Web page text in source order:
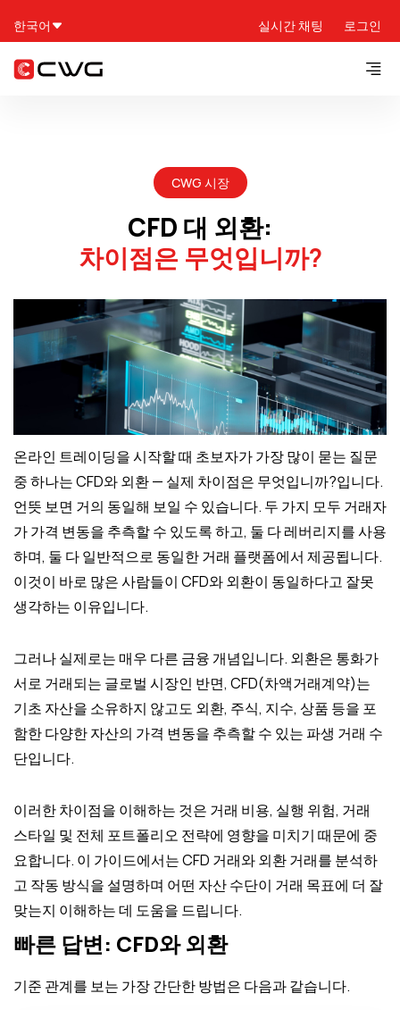
한국어 실시간 채팅 로그인
CWG 시장
CFD 대 외환:
차이점은 무엇입니까?
온라인 트레이딩을 시작할 때 초보자가 가장 많이 묻는 질문
중 하나는 CFD와 외환 — 실제 차이점은 무엇입니까?입니다.
언뜻 보면 거의 동일해 보일 수 있습니다. 두 가지 모두 거래자
가 가격 변동을 추측할 수 있도록 하고, 둘 다 레버리지를 사용
하며, 둘 다 일반적으로 동일한 거래 플랫폼에서 제공됩니다.
이것이 바로 많은 사람들이 CFD와 외환이 동일하다고 잘못
생각하는 이유입니다.
그러나 실제로는 매우 다른 금융 개념입니다. 외환은 통화가
서로 거래되는 글로벌 시장인 반면, CFD(차액거래계약)는
기초 자산을 소유하지 않고도 외환, 주식, 지수, 상품 등을 포
함한 다양한 자산의 가격 변동을 추측할 수 있는 파생 거래 수
단입니다.
이러한 차이점을 이해하는 것은 거래 비용, 실행 위험, 거래
스타일 및 전체 포트폴리오 전략에 영향을 미치기 때문에 중
요합니다. 이 가이드에서는 CFD 거래와 외환 거래를 분석하
고 작동 방식을 설명하며 어떤 자산 수단이 거래 목표에 더 잘
맞는지 이해하는 데 도움을 드립니다.
빠른 답변: CFD와 외환
기준 관계를 보는 가장 간단한 방법은 다음과 같습니다.